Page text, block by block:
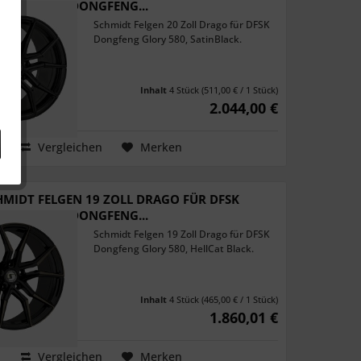
DONGFENG...
Schmidt Felgen 20 Zoll Drago für DFSK
Dongfeng Glory 580, SatinBlack.
Inhalt 4 Stück (511,00 € / 1 Stück)
2.044,00 €
Vergleichen Merken
FELGEN 19 ZOLL DRAGO FÜR DFSK
DONGFENG...
Schmidt Felgen 19 Zoll Drago für DFSK
Dongfeng Glory 580, HellCat Black.
Inhalt 4 Stück (465,00 € / 1 Stück)
1.860,01 €
Vergleichen Merken